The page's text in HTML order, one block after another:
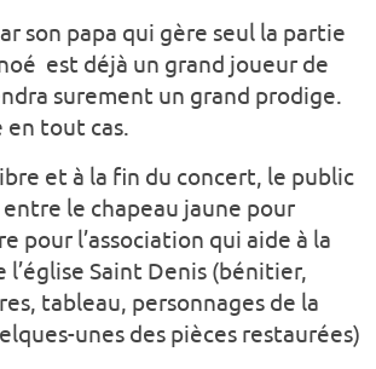
son papa qui gère seul la partie
est déjà un grand joueur de
surement un grand prodige.
en tout cas.
et à la fin du concert, le public
le chapeau jaune pour
pour l’association qui aide à la
Saint Denis (bénitier,
tableau, personnages de la
unes des pièces restaurées)